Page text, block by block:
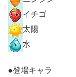
イチゴ
太陽
水
●登場キャラ